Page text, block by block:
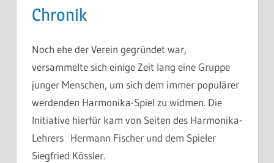
Chronik
Noch ehe der Verein gegründet war,
versammelte sich einige Zeit lang eine Gruppe
junger Menschen, um sich dem immer populärer
werdenden Harmonika-Spiel zu widmen. Die
Initiative hierfür kam von Seiten des Harmonika-
Lehrers Hermann Fischer und dem Spieler
Siegfried Kössler.